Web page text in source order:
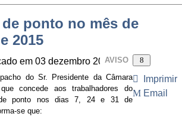
ponto no mês de
2015
Imprimir
Email
em 03 dezembro 2015 Visitas:
AVISO
do Sr. Presidente da Câmara
concede aos trabalhadores do
de ponto nos dias 7, 24 e 31 de
se que: